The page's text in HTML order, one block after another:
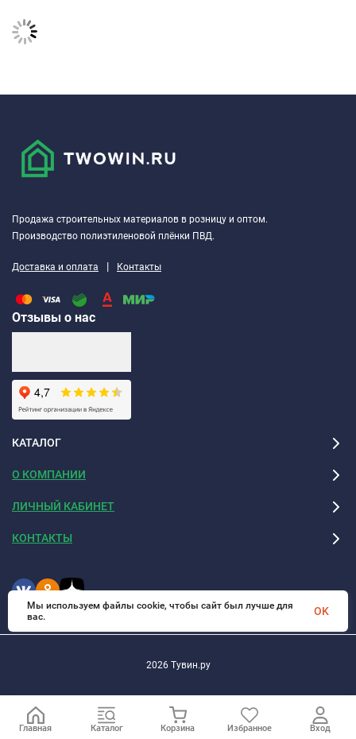
Продажа строительных материалов в розницу и оптом.
Производство полиэтиленовой плёнки ПВД.
Доставка и оплата | Контакты
Отзывы о нас
КАТАЛОГ
О КОМПАНИИ
ЛИЧНЫЙ КАБИНЕТ
КОНТАКТЫ
2026 Тувин.ру
Главная Каталог Корзина Избранное Вход
Мы используем файлы cookie, чтобы сайт был лучше для
вас.
OK